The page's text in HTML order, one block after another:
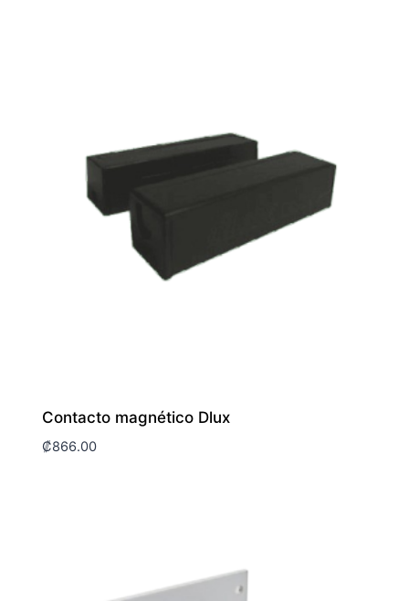
Contacto magnético Dlux
₡866.00